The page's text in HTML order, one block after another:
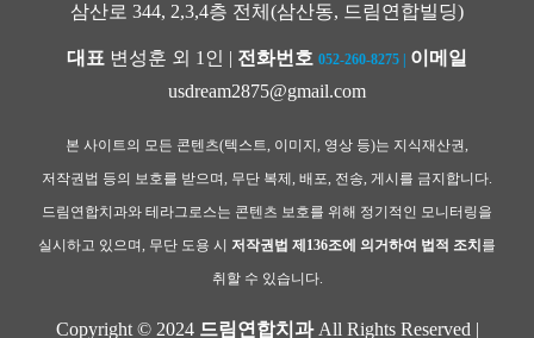
삼산로 344, 2,3,4층 전체(삼산동, 드림연합빌딩)
대표 변성훈 외 1인 | 전화번호 052-260-8275
이메일
usdream2875@gmail.com
본 사이트의 모든 콘텐츠(텍스트, 이미지, 영상 등)는 지식재산권,
저작권법 등의 보호를 받으며, 무단 복제, 배포, 전송, 게시를 금지합니다.
드림연합치과와 테라그로스는 콘텐츠 보호를 위해 정기적인 모니터링을
실시하고 있으며, 무단 도용 시 저작권법 제136조에 의거하여 법적 조치 를
취할 수 있습니다.
Copyright © 2024 드림연합치과All Rights Reserved |